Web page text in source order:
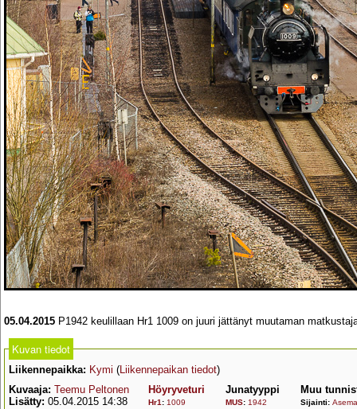
05.04.2015 P1942 keulillaan Hr1 1009 on juuri jättänyt muutaman
Kuvan tiedot
Liikennepaikka: Kymi (Liikennepaikan tiedot)
Kuvaaja: Teemu Peltonen
Lisätty: 05.04.2015 14:38
Höyryveturi
Hr1 : 1009
Junatyyppi
MUS: 1942
Muu
Sijainti: